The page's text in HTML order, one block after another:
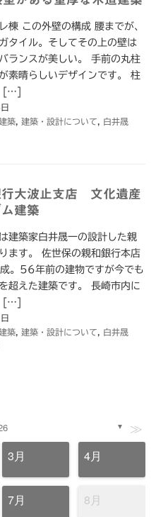
棟 この外壁の構成 腰までが、
タイル。そしてその上の壁は
ランスが美しい。 手前の丸柱
素晴らしいデザインです。 柱
[…]
築 建築・設計について
白井晟
大波止支店 文化遺産
建築
建築家白井晟一の設計した親
ます。 佐世保の親和銀行本店
。56年前の建物ですが今でも
超えた建築です。 長崎市内に
[…]
築 建築・設計について
白井晟
▼ ≫
3月 4月
7月 8月